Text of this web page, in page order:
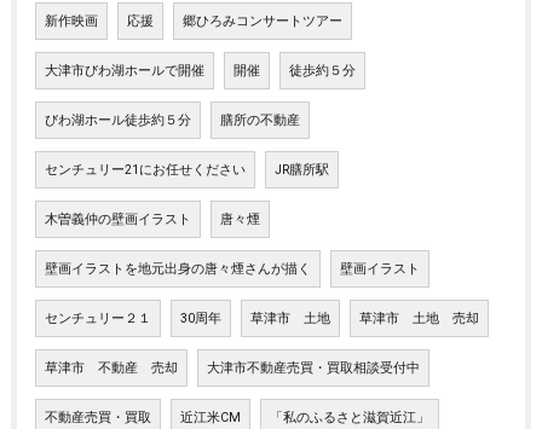
新作映画 応援 郷ひろみコンサートツアー
大津市びわ湖ホールで開催 開催 徒歩約５分
びわ湖ホール徒歩約５分 膳所の不動産
センチュリー21にお任せください JR膳所駅
木曽義仲の壁画イラスト 唐々煙
壁画イラストを地元出身の唐々煙さんが描く 壁画イラスト
センチュリー２１ 30周年 草津市 土地 草津市 土地 売却
草津市 不動産 売却 大津市不動産売買・買取相談受付中
不動産売買・買取 近江米CM 「私のふるさと滋賀近江」